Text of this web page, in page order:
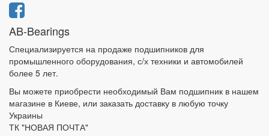
AB-Bearings
Специализируется на продаже подшипников для
промышленного оборудования, с/х техники и автомобилей
более 5 лет.
Вы можете приобрести необходимый Вам подшипник в нашем
магазине в Киеве, или заказать доставку в любую точку
Украины
ТК "НОВАЯ ПОЧТА"